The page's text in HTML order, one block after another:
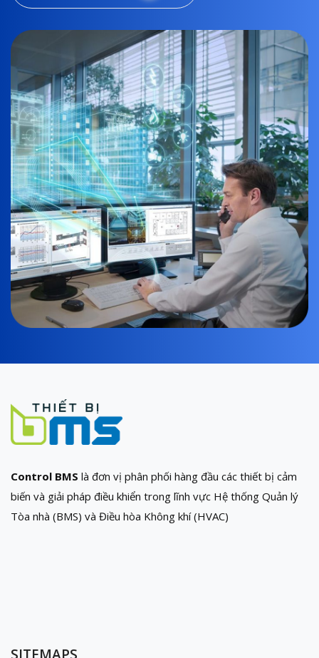
Control BMS là đơn vị phân phối hàng đầu các thiết bị cảm
biến và giải pháp điều khiển trong lĩnh vực Hệ thống Quản lý
Tòa nhà (BMS) và Điều hòa Không khí (HVAC)